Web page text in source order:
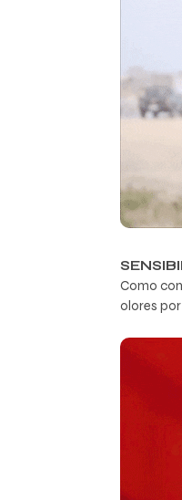
Como
olores